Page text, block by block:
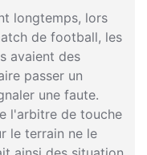
longtemps, lors
de football, les
avaient des
passer un
une faute.
l'arbitre de touche
le terrain ne le